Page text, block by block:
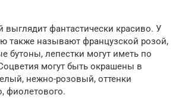
выглядит фантастически красиво. У
также называют французской розой,
бутоны, лепестки могут иметь по
могут быть окрашены в
нежно-розовый, оттенки
фиолетового.